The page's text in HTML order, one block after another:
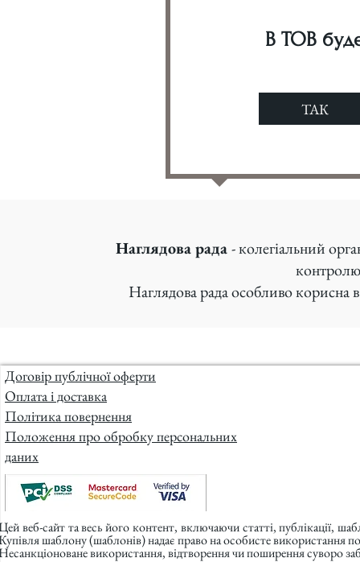
В ТОВ
ТАК
Наглядова рада- колегіальний
Наглядова рада особливо корисна
Договір публічної оферти
Оплата і доставка
Політика повернення
Положення про обробку персональних
даних
веб-сайт та весь його контент, включаючи статті, публікації,
шаблону (шаблонів) надає право на особисте використання
використання, відтворення чи поширення суворо